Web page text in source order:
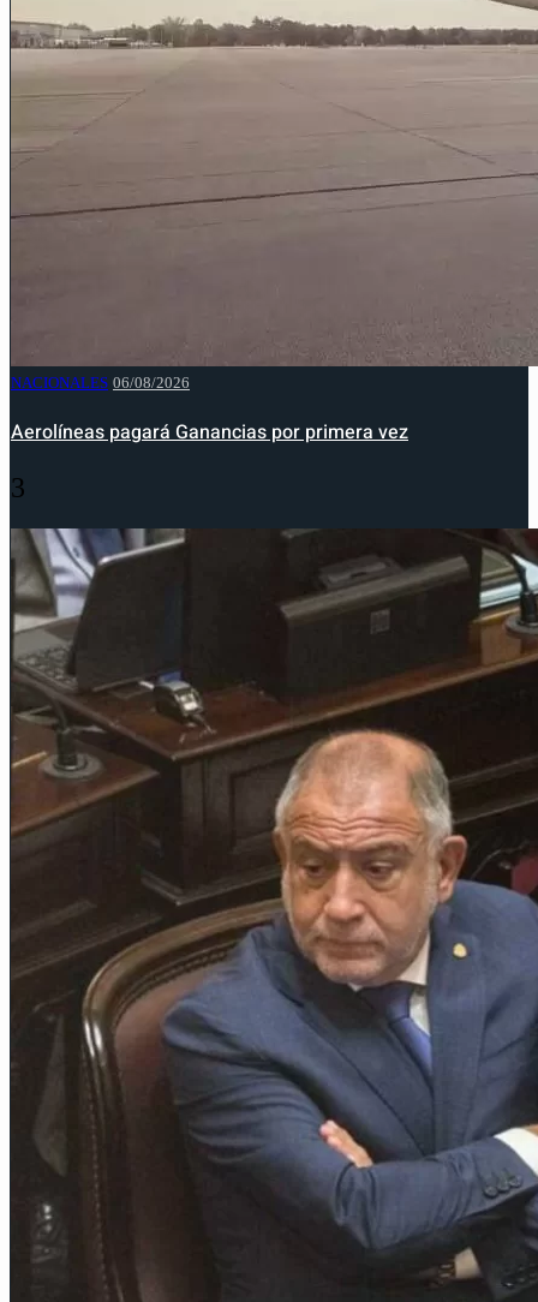
NACIONALES 06/08/2026
Aerolíneas pagará Ganancias por primera vez
3